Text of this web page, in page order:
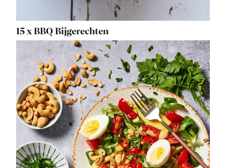
15 x BBQ Bijgerechten